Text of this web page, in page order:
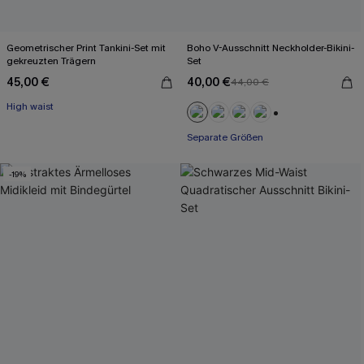
Geometrischer Print Tankini-Set mit
gekreuzten Trägern
45,00 €
High waist
Boho V-Ausschnitt Neckholder-Bikini-
Set
40,00 €44,00 €
Separate Größen
-19%